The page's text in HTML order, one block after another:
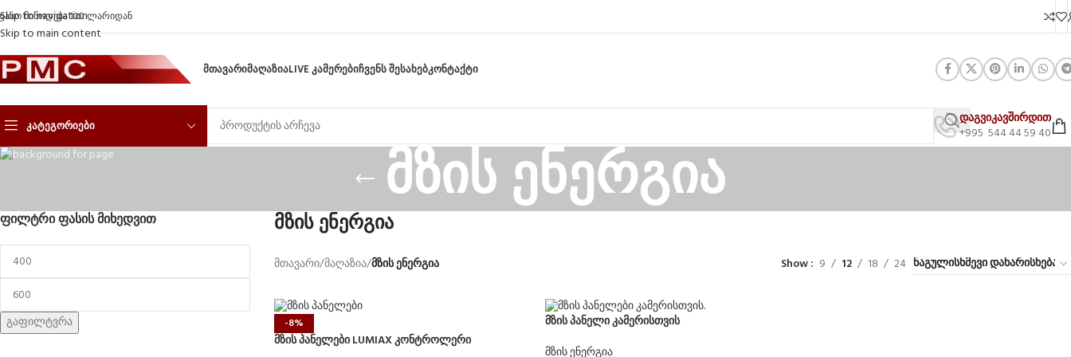
Skip to navigation
Skip to main content
მიწოდება 100 ლარიდან
ᲛᲗᲐᲕᲐᲠᲘᲛᲐᲦᲐᲖᲘᲐLIVE ᲙᲐᲛᲔᲠᲔᲑᲘᲩᲕᲔᲜᲡ ᲨᲔᲡᲐᲮᲔᲑᲙᲝᲜᲢᲐᲥᲢᲘ
ᲙᲐᲢᲔᲒᲝᲠᲘᲔᲑᲘ
დაგვიკავშირდით
+995 544 44 59 40
მზის ენერგია
ᲤᲘᲚᲢᲠᲘ ᲤᲐᲡᲘᲡ ᲛᲘᲮᲔᲓᲕᲘᲗ
გაფილტვრა
მზის ენერგია
მთავარი/მაღაზია/მზის ენერგია Show 9 12 18 24
-8%
მზის პანელები LUMIAX კონტროლერი
მზის პანელი კამერისთვის
მზის ენერგია